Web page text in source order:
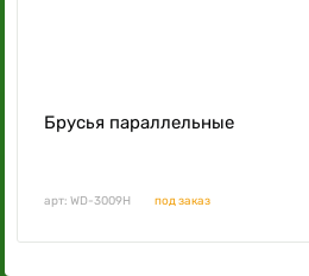
Брусья параллельные
арт: WD-3009H под заказ